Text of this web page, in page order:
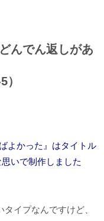
んでん返しがあ
よかった』はタイトル
いで制作しました
タイプなんですけど、